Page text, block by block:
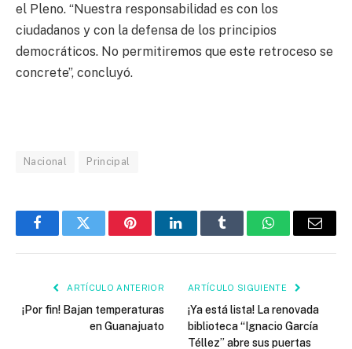
el Pleno. “Nuestra responsabilidad es con los
ciudadanos y con la defensa de los principios
democráticos. No permitiremos que este retroceso se
concrete”, concluyó.
Nacional Principal
FacebookTwitter PinterestLinkedInTumblr WhatsAppEmail
ARTÍCULO ANTERIOR
¡Por fin! Bajan temperaturas
en Guanajuato
ARTÍCULO SIGUIENTE
¡Ya está lista! La renovada
biblioteca “Ignacio García
Téllez” abre sus puertas